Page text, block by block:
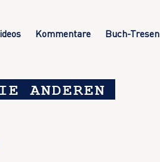
Kommentare Buch-Tresen
ANDEREN